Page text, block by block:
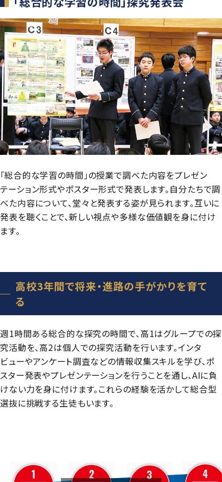
「総合的な学習の時間」の授業で調べた内容をプレゼン
テーション形式やポスター形式で発表します。自分たちで調
べた内容について、堂々と発表する姿が見られます。互いに
発表を聴くことで、新しい視点や多様な価値観を身に付け
ます。
高校3年間で将来・進路の手がかりを育て
る
週1時間ある総合的な探究の時間で、高1はグループでの探
究活動を、高2は個人での探究活動を行います。インタ
ビューやアンケート調査などの情報収集スキルを学び、ポ
スター発表やプレゼンテーションを行うことを通し、AIに負
けない力を身に付けます。これらの経験を活かして総合型
選抜に挑戦する生徒もいます。